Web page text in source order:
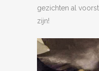
gezichten al
zijn!